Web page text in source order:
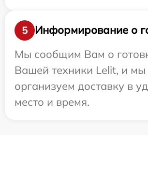
5
Информирование о
Мы сообщим Вам о
Вашей техники Lelit, и мы
организуем доставку в
место и время.